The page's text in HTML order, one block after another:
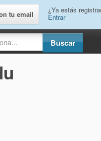
tu email ¿Ya estás
Entrar